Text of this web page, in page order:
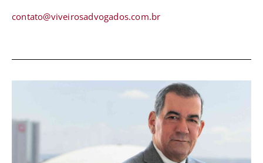
contato@viveirosadvogados.com.br